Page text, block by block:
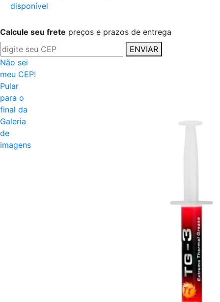
disponível
Calcule seu frete preços e prazos de entrega
ENVIAR
Não sei
meu CEP!
Pular
para o
final da
Galeria
de
imagens